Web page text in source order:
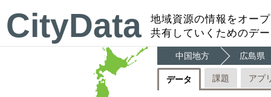
CityData
地域資源の情報をオー
共有していくためのデ
中国地方 広島県
データ 課題 アプ